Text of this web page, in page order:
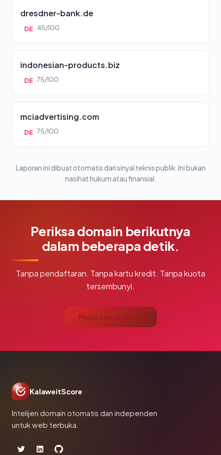
dresdner-bank.de
DE 45/100
indonesian-products.biz
DE 75/100
mciadvertising.com
DE 75/100
Laporan ini dibuat otomatis dari sinyal teknis publik. Ini bukan
nasihat hukum atau finansial.
Periksa domain berikutnya
dalam beberapa detik.
Tanpa pendaftaran. Tanpa kartu kredit. Tanpa kuota
tersembunyi.
Mulai cek gratis →
KalaweitScore
Intelijen domain otomatis dan independen
untuk web terbuka.